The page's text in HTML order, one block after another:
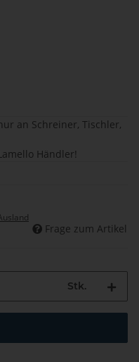
an Schreiner, Tischler,
Händler!
Frage zum Artikel
Stk.